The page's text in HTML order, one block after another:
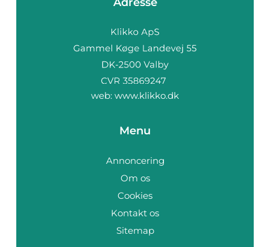
web: www.klikko.dk
Menu
Annoncering
Om os
Cookies
Kontakt os
Sitemap